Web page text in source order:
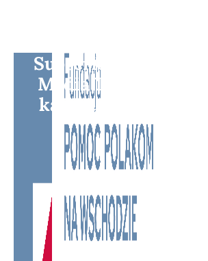
Subscribe to BM TV
Media TV -
kanał telewizyjny